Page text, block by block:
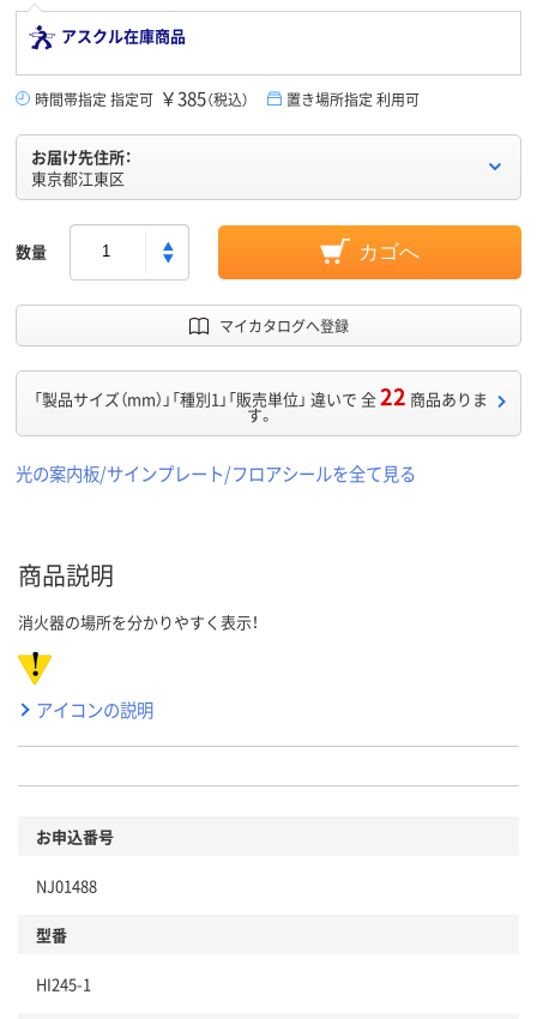
アスクル在庫商品
時間帯指定 指定可 ￥385（税込） 置き場所指定 利用可
お届け先住所：
東京都江東区
数量 カゴへ
マイカタログへ登録
「製品サイズ（mm）」「種別1」「販売単位」 違いで 全22 商品ありま
す。
光の案内板/サインプレート/フロアシールを全て見る
商品説明
消火器の場所を分かりやすく表示！
アイコンの説明
お申込番号
NJ01488
型番
HI245-1